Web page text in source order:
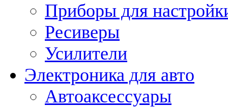
Приборы для
Ресиверы
Усилители
Электроника для авто
Автоаксессуары